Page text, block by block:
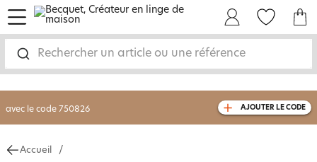
Rechercher un article ou une référence
menu
-30% sur votre commandedès 2 articles
livraison GRATUITEdès 110€ d'achat
avec le code 750826 AJOUTER LE CODE
Accueil